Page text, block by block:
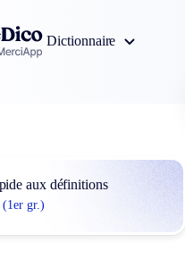
Dictionnaire
aux définitions
(1er gr.)